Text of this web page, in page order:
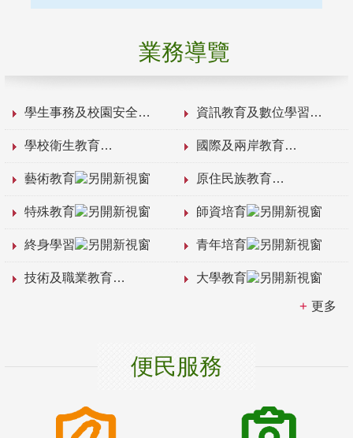
業務導覽
學生事務及校園安全 資訊教育及數位學習
學校衛生教育 國際及兩岸教育
藝術教育 原住民族教育
特殊教育 師資培育
終身學習 青年培育
技術及職業教育 大學教育
更多
便民服務